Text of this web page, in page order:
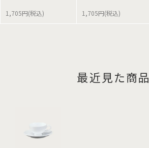
1,705円(税込) 1,705円(税込)
最近見た商品